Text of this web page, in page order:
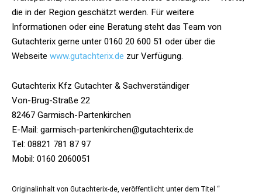
die in der Region geschätzt werden. Für weitere
Informationen oder eine Beratung steht das Team von
Gutachterix gerne unter 0160 20 600 51 oder über die
Webseite www.gutachterix.de zur Verfügung.
Gutachterix Kfz Gutachter & Sachverständiger
Von-Brug-Straße 22
82467 Garmisch-Partenkirchen
E-Mail: garmisch-partenkirchen@gutachterix.de
Tel: 08821 781 87 97
Mobil: 0160 2060051
Originalinhalt von Gutachterix-de, veröffentlicht unter dem Titel “